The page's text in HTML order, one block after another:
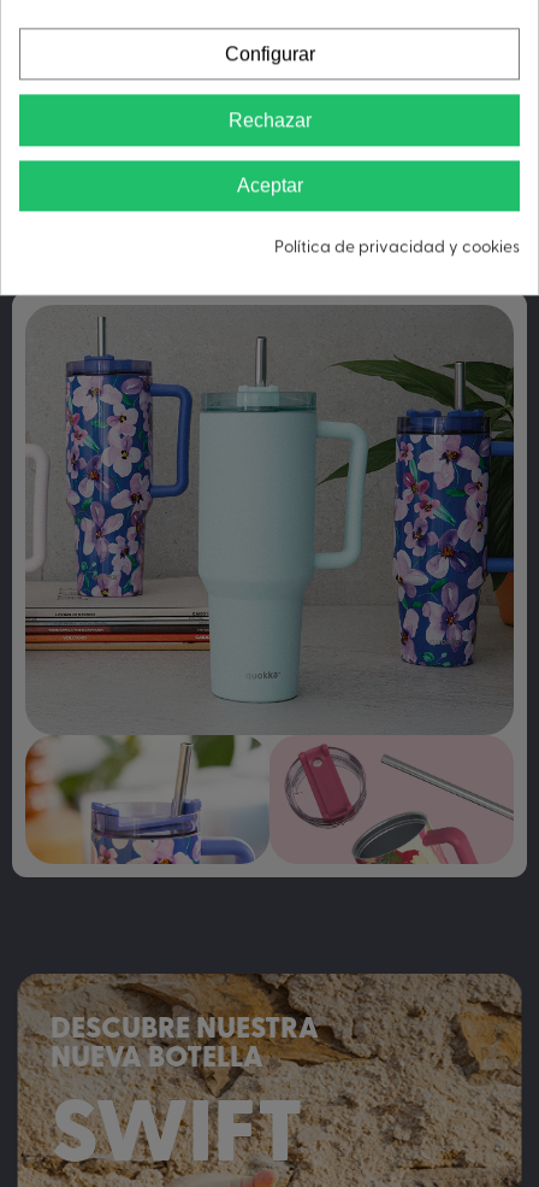
LIBRE DE CONDENSACIÓN
DESCUBRE NUESTRA
NUEVA BOTELLA
SWIFT
Configurar
Rechazar
Aceptar
Política de privacidad y cookies